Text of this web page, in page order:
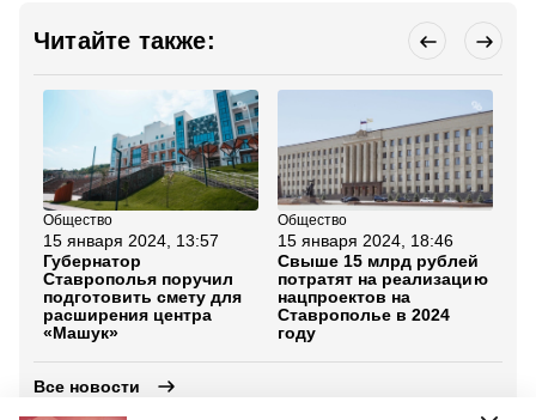
Читайте также:
Общество
15 января 2024, 13:57
Губернатор
Ставрополья поручил
подготовить смету для
расширения центра
«Машук»
Общество
15 января 2024, 18:46
Свыше 15 млрд рублей
потратят на реализацию
нацпроектов на
Ставрополье в 2024
году
Все новости